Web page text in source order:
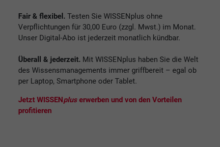
Fair & flexibel. Testen Sie WISSENplus ohne
Verpflichtungen für 30,00 Euro (zzgl. Mwst.) im Monat.
Unser Digital-Abo ist jederzeit monatlich kündbar.
Überall & jederzeit. Mit WISSENplus haben Sie die Welt
des Wissensmanagements immer griffbereit – egal ob
per Laptop, Smartphone oder Tablet.
Jetzt WISSEN plus erwerben und von den Vorteilen
profitieren